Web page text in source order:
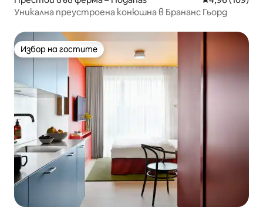
Уникална преустроена конюшна в Брананс Гьорд
Избор на гостите
Избор на гостите